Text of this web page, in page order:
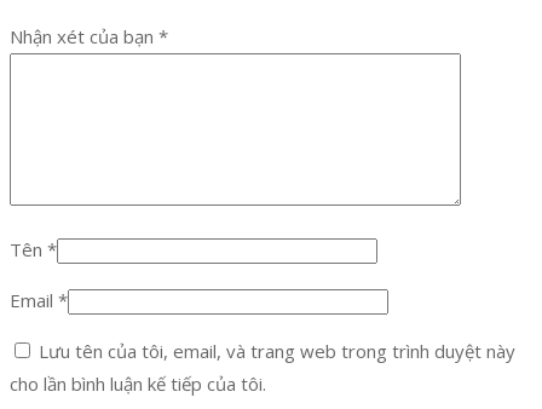
Nhận xét của bạn *
Tên *
Email *
Lưu tên của tôi, email, và trang web trong trình duyệt này
cho lần bình luận kế tiếp của tôi.